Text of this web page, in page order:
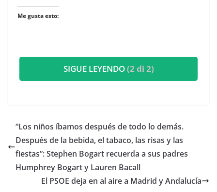
Me gusta esto:
SIGUE LEYENDO(2 di 2)
​“Los niños íbamos después de todo lo demás.
Después de la bebida, el tabaco, las risas y las
fiestas”: Stephen Bogart recuerda a sus padres
Humphrey Bogart y Lauren Bacall
El PSOE deja en al aire a Madrid y Andalucía